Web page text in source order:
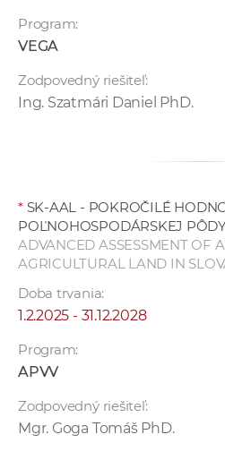
Program:
VEGA
Zodpovedný riešiteľ:
Ing. Szatmári Daniel PhD.
*SK-AAL - POKROČILÉ
POĽNOHOSPODÁRSKEJ
ADVANCED ASSESSMENT OF
AGRICULTURAL LAND IN
Doba trvania:
1.2.2025 - 31.12.2028
Program:
APVV
Zodpovedný riešiteľ:
Mgr. Goga Tomáš PhD.